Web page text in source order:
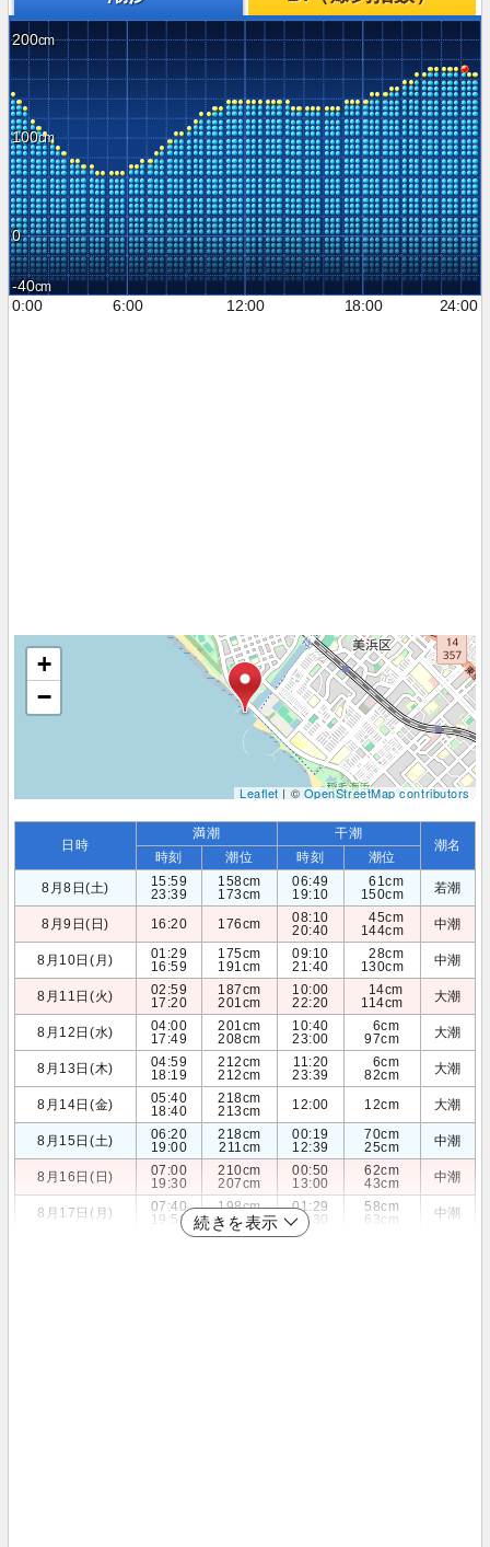
200
100
0
-40
0:00
6:00 12:00 18:00 24:00
+
−
Leaflet| ©OpenStreetMap contributors
日時
満潮 干潮
潮名
時刻 潮位 時刻
潮位
8月8日(土)
15:59
23:39
158cm
173cm
06:49
19:10
61cm
150cm
若潮
8月9日(日) 16:20 176cm
08:10
20:40
45cm
144cm
中潮
8月10日(月)
01:29
16:59
175cm
191cm
09:10
21:40
28cm
130cm
中潮
8月11日(火)
02:59
17:20
187cm
201cm
10:00
22:20
14cm
114cm
大潮
8月12日(水)
04:00
17:49
201cm
208cm
10:40
23:00
6cm
97cm
大潮
8月13日(木)
04:59
18:19
212cm
212cm
11:20
23:39
6cm
82cm
大潮
8月14日(金)
05:40
18:40
218cm
213cm
12:00 12cm 大潮
8月15日(土)
06:20
19:00
218cm
211cm
00:19
12:39
70cm
25cm
中潮
8月16日(日)
07:00
19:30
210cm
207cm
00:50
13:00
62cm
43cm
中潮
8月17日(月)
07:40
19:59
198cm
202cm
01:29
13:30
58cm
63cm
中潮
続きを表示